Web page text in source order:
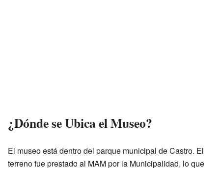
¿Dónde se Ubica el Museo?
El museo está dentro del parque municipal de Castro. El
terreno fue prestado al MAM por la Municipalidad, lo que